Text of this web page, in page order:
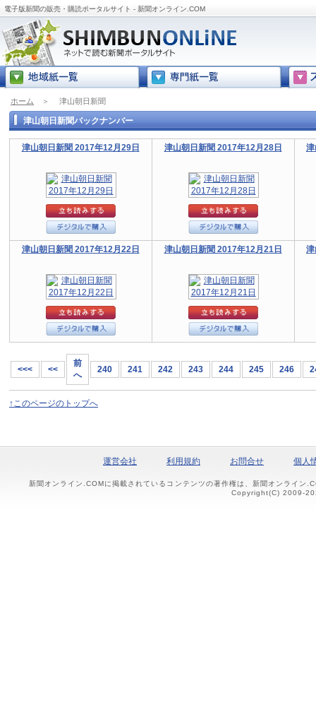
電子版新聞の販売・購読ポータルサイト - 新聞オンライン.COM
ホーム ＞ 津山朝日新聞
津山朝日新聞バックナンバー
津山朝日新聞 2017年12月29日 津山朝日新聞 2017年12月28日
津山朝日新聞 2017年12月22日 津山朝日新聞 2017年12月21日
<<< <<
前
へ
240 241 242 243 244 245 246
↑このページのトップへ
運営会社 利用規約 お問合せ 個人
新聞オンライン.COMに掲載されているコンテンツの著作権は、新聞オンライン
Copyright(C) 2009-